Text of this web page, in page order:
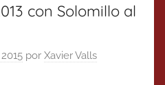
con Solomillo al
por Xavier Valls